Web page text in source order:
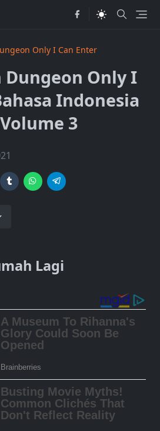
Only I Can Enter
Dungeon Only I
Indonesia
3
Lagi